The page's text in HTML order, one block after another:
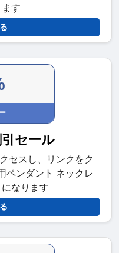
す
セール
セスし、リンクをク
ペンダント ネックレ
なります